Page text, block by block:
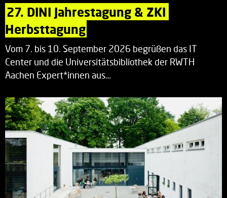
27. DINI Jahrestagung & ZKI
Herbsttagung
Vom 7. bis 10. September 2026 begrüßen das IT
Center und die Universitätsbibliothek der RWTH
Aachen Expert*innen aus…